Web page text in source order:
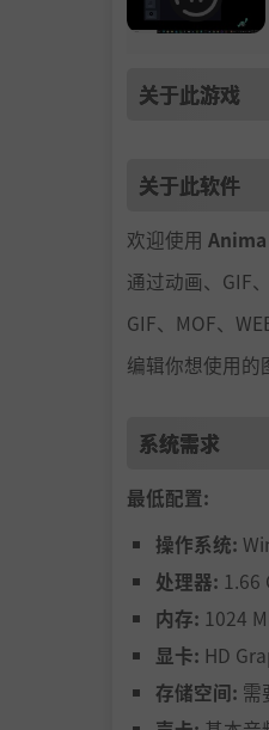
关于此游戏
关于此软件
欢迎使用
通过动画、GIF
GIF、MOF、
编辑你想使用的
系统需求
最低配置:
操作系统:
处理器: 1.66
内存: 1024
显卡: HD
存储空间: 需